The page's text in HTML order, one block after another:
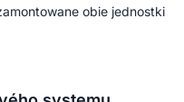
obie jednostki